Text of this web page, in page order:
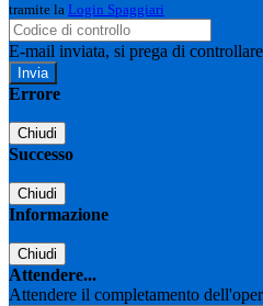
tramite la Login Spaggiari
E-mail inviata, si prega di
Errore
Chiudi
Successo
Chiudi
Informazione
Chiudi
Attendere...
Attendere il completamento